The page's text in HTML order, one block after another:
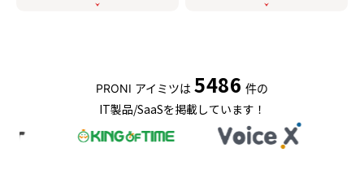
PRONI アイミツは 5486 件の
IT製品/SaaSを掲載しています！